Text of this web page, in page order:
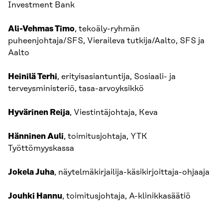
Investment Bank
Ali-Vehmas Timo, tekoäly-ryhmän
puheenjohtaja/SFS, Vieraileva tutkija/Aalto, SFS ja
Aalto
Heinilä Terhi, erityisasiantuntija, Sosiaali- ja
terveysministeriö, tasa-arvoyksikkö
Hyvärinen Reija, Viestintäjohtaja, Keva
Hänninen Auli, toimitusjohtaja, YTK
Työttömyyskassa
Jokela Juha, näytelmäkirjailija-käsikirjoittaja-ohjaaja
Jouhki Hannu, toimitusjohtaja, A-klinikkasäätiö